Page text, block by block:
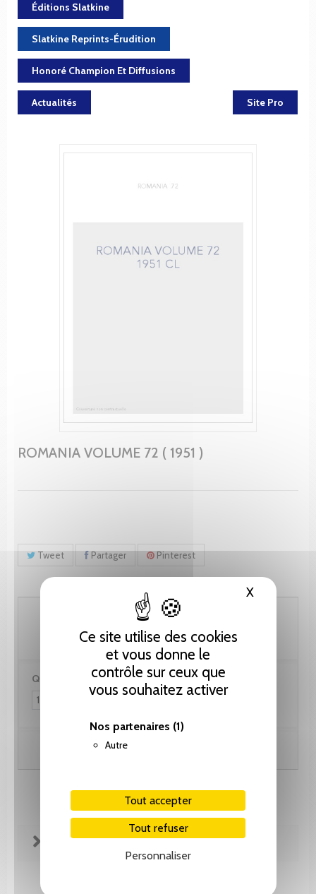
Ce site utilise des cookies
et vous donne le
contrôle sur ceux que
vous souhaitez activer
Nos partenaires (1)
Autre
Tout accepter
Tout refuser
Personnaliser
XMasquer
Éditions Slatkine
Slatkine Reprints-Érudition
Honoré Champion Et Diffusions
Actualités Site Pro
ROMANIA VOLUME 72 ( 1951 )
Tweet Partager Pinterest
133.40 CHF
Quantité :
Ajouter au panier
FICHE TECHNIQUE